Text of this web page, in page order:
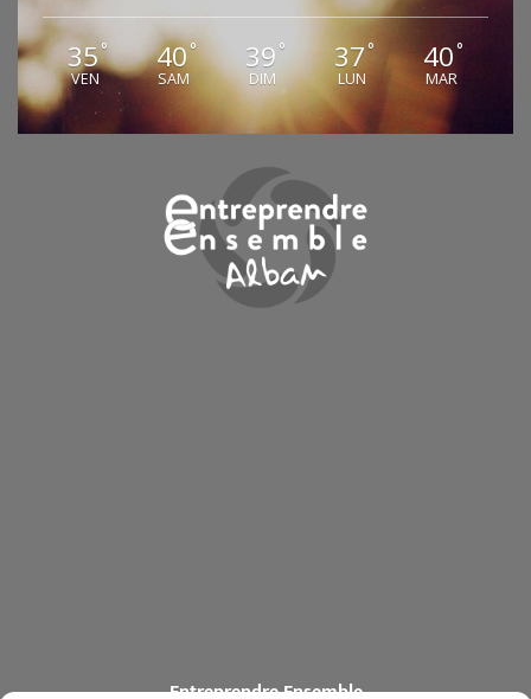
35°
VEN
40°
SAM
39 °
DIM
37 °
LUN
40°
MAR